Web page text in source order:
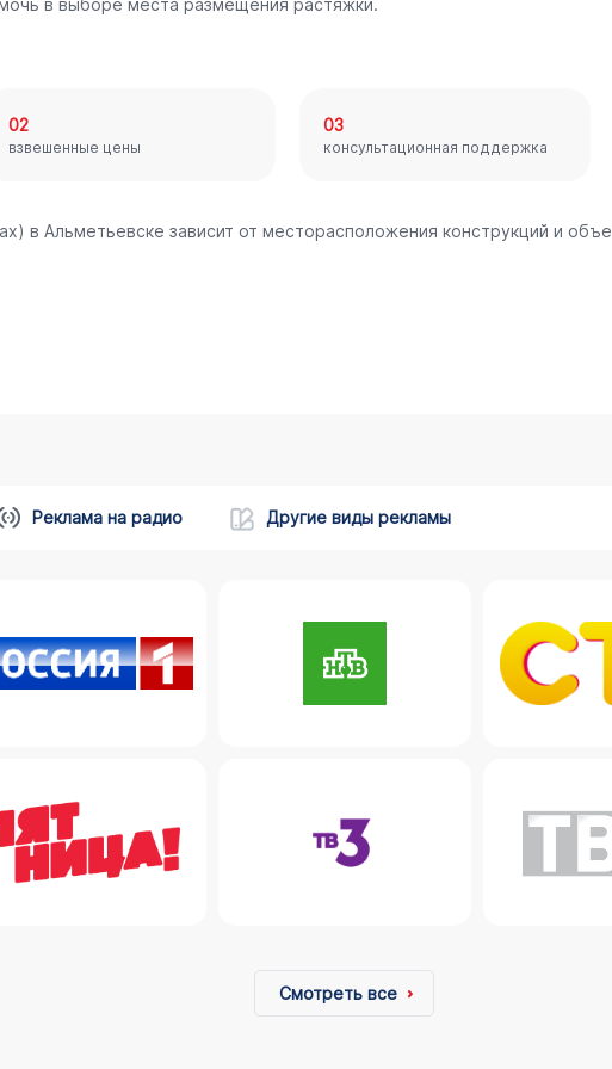
в выборе места размещения растяжки.
02
взвешенные цены
03
консультационная поддержка
в Альметьевске зависит от месторасположения конструкций и
Реклама на радио Другие виды рекламы
Смотреть все